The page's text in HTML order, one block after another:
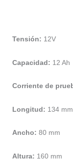
Tensión: 12V
Capacidad: 12 Ah
Corriente de
Longitud: 134 mm
Ancho: 80 mm
Altura: 160 mm